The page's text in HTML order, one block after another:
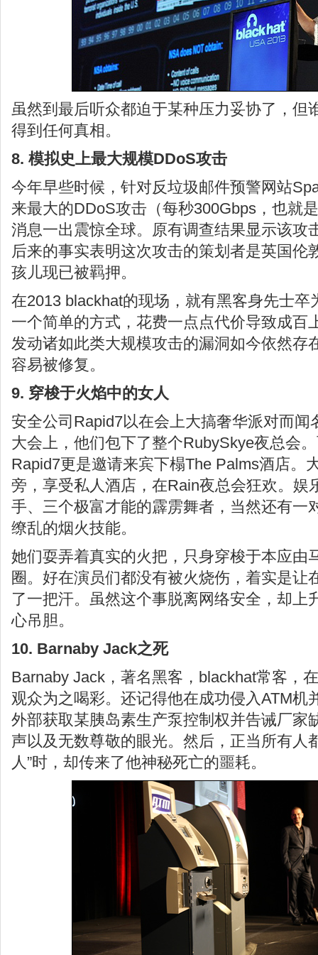
虽然到最后听众都迫于某种压力妥协了，但
得到任何真相。
8. 模拟史上最大规模DDoS攻击
今年早些时候，针对反垃圾邮件预警网站
来最大的DDoS攻击（每秒300Gbps，也就
消息一出震惊全球。原有调查结果显示该攻
后来的事实表明这次攻击的策划者是英国伦
孩儿现已被羁押。
在2013 blackhat的现场，就有黑客身先士卒
一个简单的方式，花费一点点代价导致成百
发动诸如此类大规模攻击的漏洞如今依然存
容易被修复。
9. 穿梭于火焰中的女人
安全公司Rapid7以在会上大搞奢华派对而闻
大会上，他们包下了整个RubySkye夜总会
Rapid7更是邀请来宾下榻The Palms酒店。
旁，享受私人酒店，在Rain夜总会狂欢。娱
手、三个极富才能的霹雳舞者，当然还有一
缭乱的烟火技能。
她们耍弄着真实的火把，只身穿梭于本应由
圈。好在演员们都没有被火烧伤，着实是让
了一把汗。虽然这个事脱离网络安全，却上
心吊胆。
10. Barnaby Jack之死
Barnaby Jack，著名黑客，blackhat常客，
观众为之喝彩。还记得他在成功侵入ATM机
外部获取某胰岛素生产泵控制权并告诫厂家
声以及无数尊敬的眼光。然后，正当所有人
人”时，却传来了他神秘死亡的噩耗。